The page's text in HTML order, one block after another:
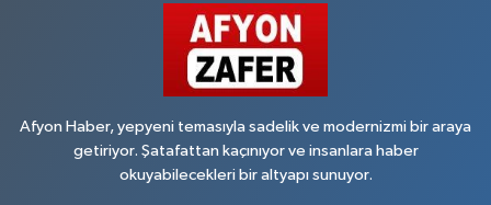
Afyon Haber, yepyeni temasıyla sadelik ve modernizmi bir araya
getiriyor. Şatafattan kaçınıyor ve insanlara haber
okuyabilecekleri bir altyapı sunuyor.